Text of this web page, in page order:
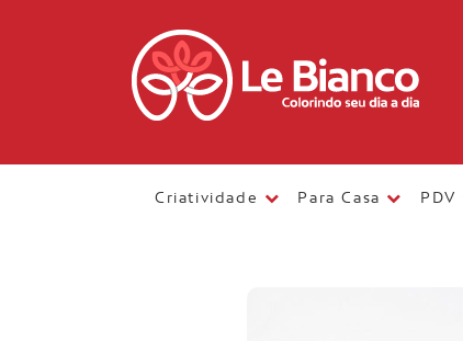
Criatividade Para Casa PDV